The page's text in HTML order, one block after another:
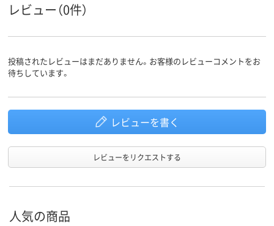
レビュー（0件）
投稿されたレビューはまだありません。お客様のレビューコメントをお
待ちしています。
レビューを書く
レビューをリクエストする
人気の商品